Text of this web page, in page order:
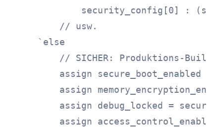
security_config[0] :
        // usw.
    `else
// SICHER: Produktions-Build
assign secure_boot_enabled =
assign
assign debug_locked =
assign